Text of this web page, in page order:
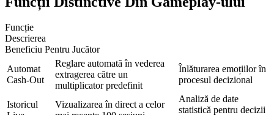
Funcție
Descrierea
Beneficiu Pentru Jucător
Automat
Cash-Out
Reglare automată în vederea
extragerea către un
multiplicator predefinit
Înlăturarea emoțiilor în
procesul decizional
Istoricul
Vizualizarea în direct a celor
Analiză de date
statistică pentru decizii